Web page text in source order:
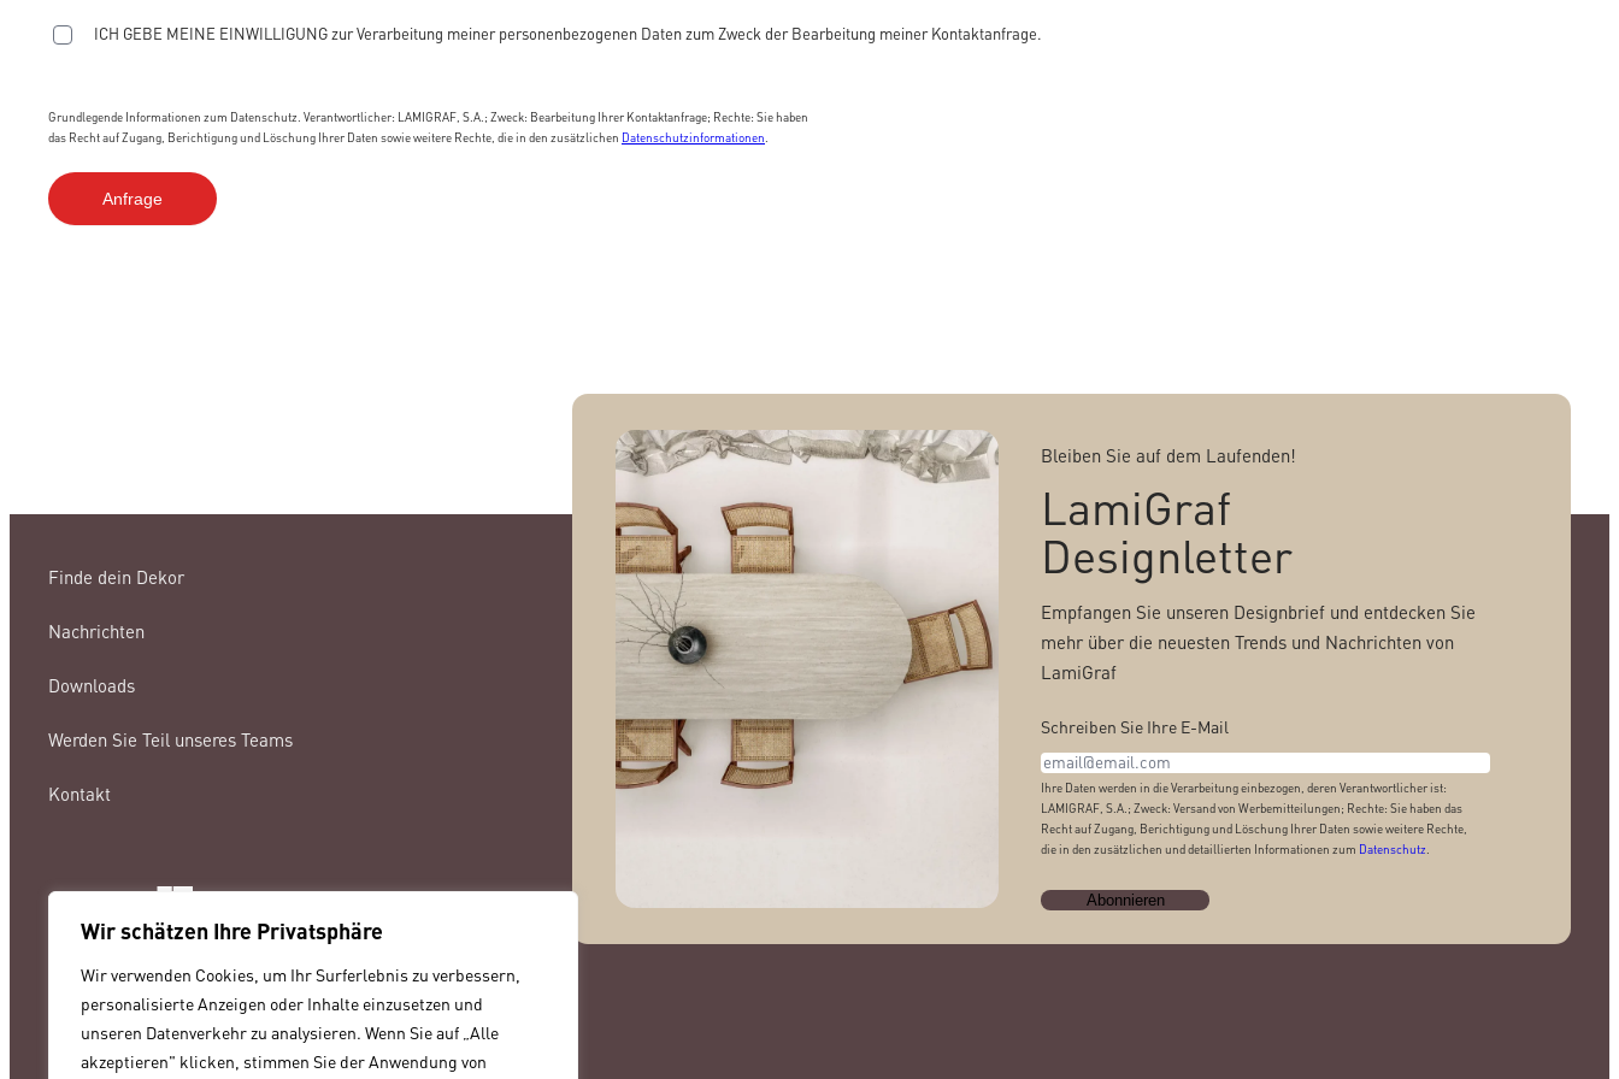
Wir schätzen Ihre Privatsphäre
Wir verwenden Cookies, um Ihr Surferlebnis zu verbessern,
personalisierte Anzeigen oder Inhalte einzusetzen und
unseren Datenverkehr zu analysieren. Wenn Sie auf „Alle
akzeptieren" klicken, stimmen Sie der Anwendung von
ICH GEBE MEINE EINWILLIGUNG zur Verarbeitung meiner personenbezogenen Daten zum Zweck der Bearbeitung meiner Kontaktanfrage.
Grundlegende Informationen zum Datenschutz. Verantwortlicher: LAMIGRAF, S.A.; Zweck: Bearbeitung Ihrer Kontaktanfrage; Rechte: Sie haben
das Recht auf Zugang, Berichtigung und Löschung Ihrer Daten sowie weitere Rechte, die in den zusätzlichen Datenschutzinformationen
Finde dein Dekor
Nachrichten
Downloads
Werden Sie Teil unseres Teams
Kontakt
+34 93 8431888
Bleiben Sie auf dem Laufenden!
LamiGraf
Designletter
Empfangen Sie unseren Designbrief und entdecken Sie
mehr über die neuesten Trends und Nachrichten von
LamiGraf
Schreiben Sie Ihre E-Mail
Ihre Daten werden in die Verarbeitung einbezogen, deren Verantwortlicher ist:
LAMIGRAF, S.A.; Zweck: Versand von Werbemitteilungen; Rechte: Sie haben das
Recht auf Zugang, Berichtigung und Löschung Ihrer Daten sowie weitere Rechte,
die in den zusätzlichen und detaillierten Informationen zum Datenschutz